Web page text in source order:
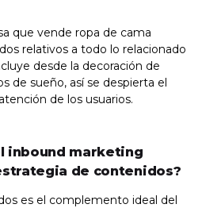
que vende ropa de cama
relativos a todo lo relacionado
desde la decoración de
de sueño, así se despierta el
de los usuarios.
inbound marketing
de contenidos?
es el complemento ideal del